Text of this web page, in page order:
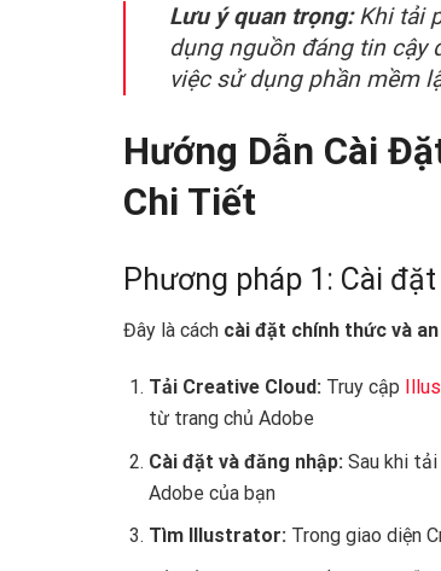
Lưu ý quan trọng:Khi tải
dụng nguồn đáng tin cậy
việc sử dụng phần mềm
Hướng Dẫn Cài
Chi Tiết
Phương pháp 1: Cài
Đây là cách cài đặt chính thức và
Tải Creative Cloud:Truy cập
từ trang chủ Adobe
Cài đặt và đăng nhập: Sau khi
Adobe của bạn
Tìm Illustrator:Trong giao diện